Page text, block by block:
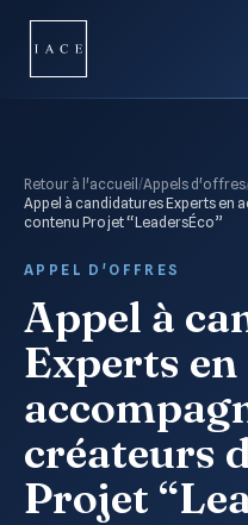
Retour à l'accueil /Appels d'offres
Appel à candidatures Experts en
contenu Projet “LeadersÉco”
APPEL D'OFFRES
Appel à
Experts en
créateurs
Projet